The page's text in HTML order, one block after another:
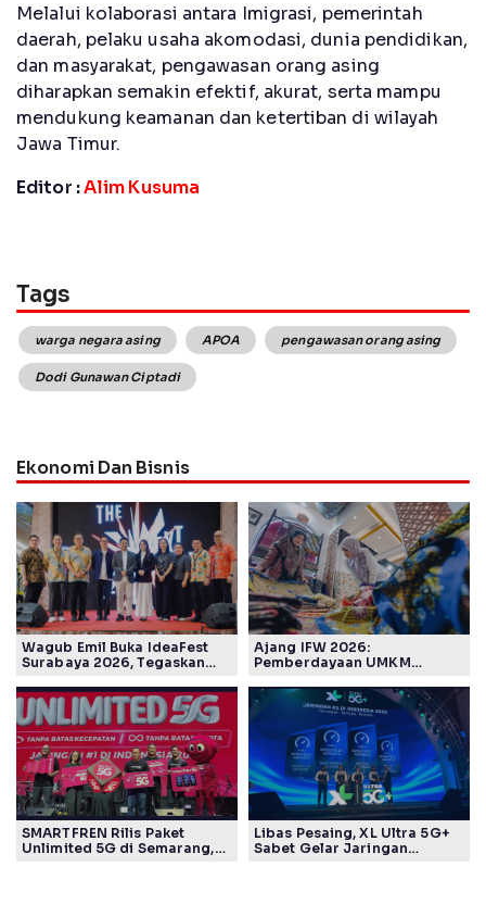
Melalui kolaborasi antara Imigrasi, pemerintah
daerah, pelaku usaha akomodasi, dunia pendidikan,
dan masyarakat, pengawasan orang asing
diharapkan semakin efektif, akurat, serta mampu
mendukung keamanan dan ketertiban di wilayah
Jawa Timur.
Editor :Alim Kusuma
Tags
warga negara asing APOA pengawasan orang asing
Dodi Gunawan Ciptadi
Ekonomi Dan Bisnis
Wagub Emil Buka IdeaFest
Surabaya 2026, Tegaskan
Timur
Ajang IFW 2026:
Pemberdayaan UMKM
Kelompok Disabilitas dan
Keberlanjutan
SMARTFREN Rilis Paket
Unlimited 5G di Semarang,
Libas Pesaing, XL Ultra 5G+
Sabet Gelar Jaringan